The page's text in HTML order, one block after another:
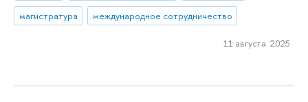
магистратура
международное сотрудничество
11 августа 2025